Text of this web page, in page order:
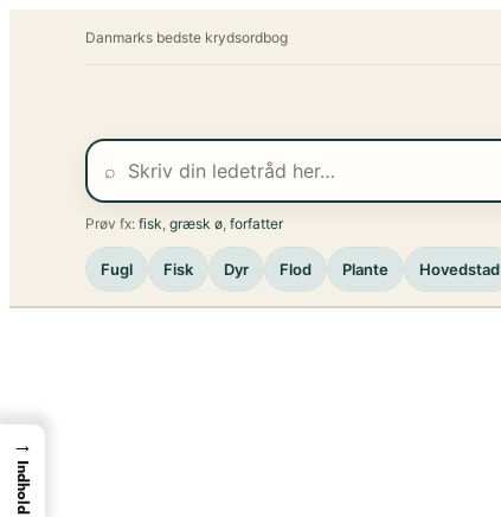
Danmarks bedste krydsordbog
⌕
Prøv fx: fisk græsk ø forfatter
Fugl Fisk Dyr Flod Plante Hovedstad
→
Indhold